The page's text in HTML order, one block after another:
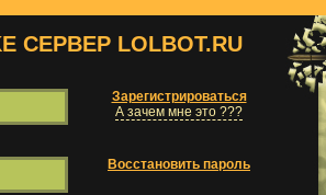
СЕРВЕР LOLBOT.RU
Зарегистрироваться
А зачем мне это ???
Восстановить пароль